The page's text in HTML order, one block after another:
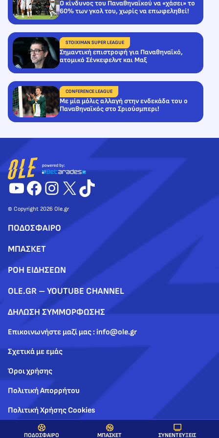
ΠΟΔΟΣΦΑΙΡΟ ΜΠΑΣΚΕΤ ΣΥΝΕΝΤΕΥΞΕΙΣ
Ο κίνδυνος του Παναθηναϊκού να «χάσει» το
60% των γκολ του, χωρίς να επωφεληθεί!
STOIXIMAN SUPER LEAGUE
Σημαντική επιστροφή για Παναθηναϊκό,
ατομικό Σένκεφελντ και Μαξ
CONFERENCE LEAGUE
Με μία μόλις αλλαγή στην ενδεκάδα του ο
Παναθηναϊκός στο Σριούσμπερι!
YouTube
Facebook
Instagram
X TikTok
© Copyright 2026 Ole.gr
ΠΟΔΟΣΦΑΙΡΟ
ΜΠΑΣΚΕΤ
ΡΟΗ ΕΙΔΗΣΕΩΝ
OLE.GR – YOUTUBE CHANNEL
ΔΗΛΩΣΗ ΣΥΜΜΟΡΦΩΣΗΣ
Επικοινωνήστε μαζί μας : info@ole.gr
Σχετικά με εμάς
Όροι χρήσης
Πολιτική Απορρήτου
Πολιτική Χρήσης Cookies